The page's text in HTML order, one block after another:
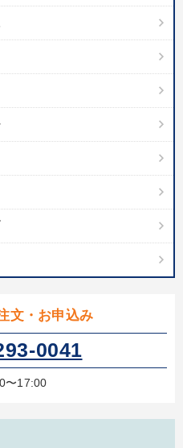
ルタント
更新いただけます。
refresh 更新する
教材（全762タイトル）からお探
文・お申込み
0041
〜17:00